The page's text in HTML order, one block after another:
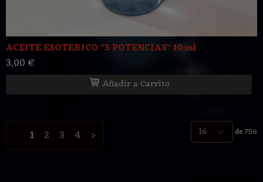
ACEITE ESOTERICO "3 POTENCIAS" 10 ml
3,00 €
Añadir a Carrito
1 2 3 4 > de 756